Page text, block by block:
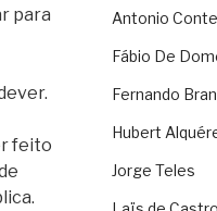
para
feito
Antonio
Fábio De
Fernando
Hubert
Jorge Teles